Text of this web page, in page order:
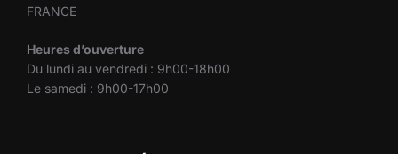
FRANCE
Heures d’ouverture
Du lundi au vendredi : 9h00-18h00
Le samedi : 9h00-17h00